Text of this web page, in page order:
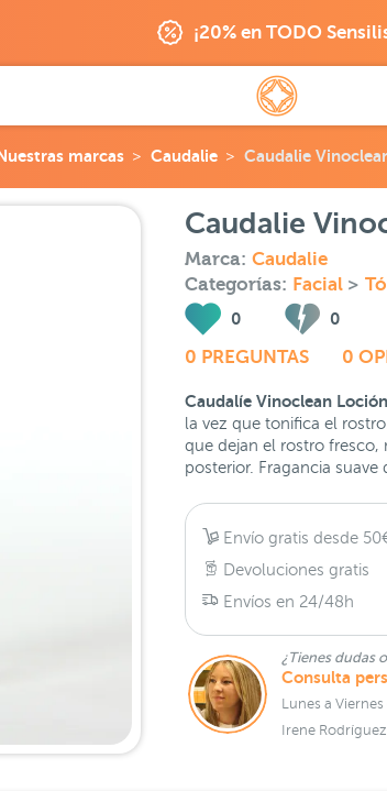
¡20% en TODO
marcas Caudalie Caudalie
Caudalie
Marca: Caudalie
Categorías: Facial >
0 0
0 PREGUNTAS 0
Caudalíe Vinoclean
la vez que tonifica el
que dejan el rostro
posterior. Fragancia
Envío gratis desde
Devoluciones gratis
Envíos en 24/48h
¿Tienes dudas
Consulta
Lunes a
Irene